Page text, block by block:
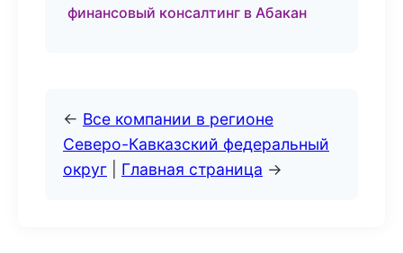
финансовый консалтинг в Абакан
← Все компании в регионе
Северо-Кавказский федеральный
округ
Главная страница →